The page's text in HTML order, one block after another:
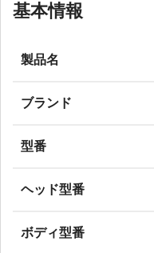
基本情報
製品名
ブランド
型番
ヘッド型番
ボディ型番